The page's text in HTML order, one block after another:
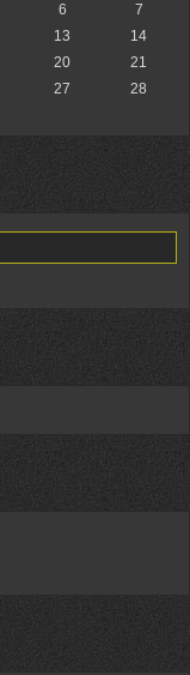
6
7
13
14
20
21
27
28